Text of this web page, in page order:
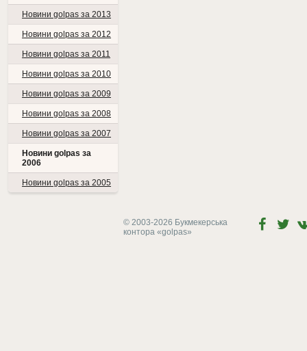
Новини golpas за 2013
Новини golpas за 2012
Новини golpas за 2011
Новини golpas за 2010
Новини golpas за 2009
Новини golpas за 2008
Новини golpas за 2007
Новини golpas за
2006
Новини golpas за 2005
© 2003-2026 Букмекерська
контора «golpas»